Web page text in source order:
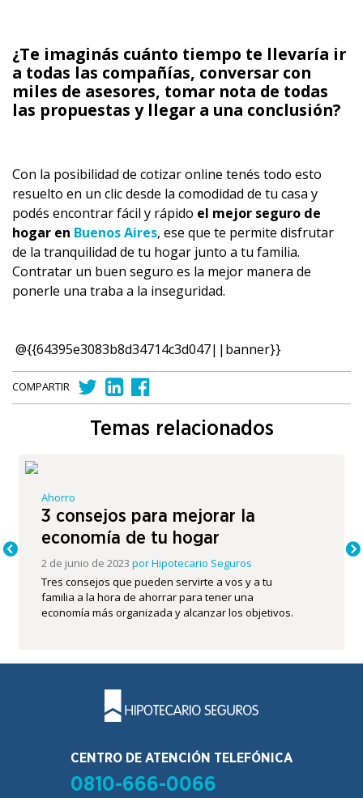
¿Te imaginás cuánto tiempo te llevaría ir
a todas las compañías, conversar con
miles de asesores, tomar nota de todas
las propuestas y llegar a una conclusión?
Con la posibilidad de cotizar online tenés todo esto
resuelto en un clic desde la comodidad de tu casa y
podés encontrar fácil y rápido el mejor seguro de
hogar en Buenos Aires, ese que te permite disfrutar
de la tranquilidad de tu hogar junto a tu familia.
Contratar un buen seguro es la mejor manera de
ponerle una traba a la inseguridad.
@{{64395e3083b8d34714c3d047||banner}}
COMPARTIR
Temas relacionados
Ahorro
3 consejos para mejorar la
economía de tu hogar
2 de junio de 2023 porHipotecario Seguros
Tres consejos que pueden servirte a vos y a tu
familia a la hora de ahorrar para tener una
economía más organizada y alcanzar los objetivos.
CENTRO DE ATENCIÓN TELEFÓNICA
0810-666-0066